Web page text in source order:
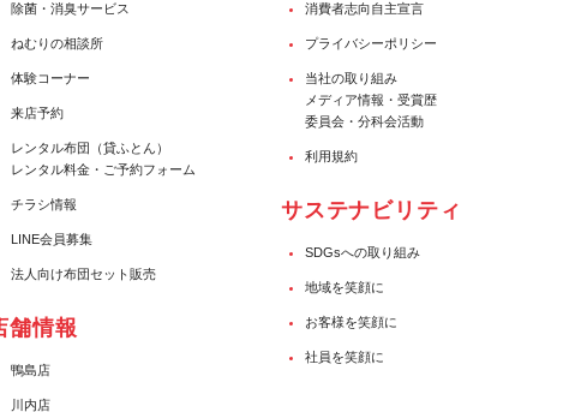
除菌・消臭サービス
ねむりの相談所
体験コーナー
来店予約
レンタル布団（貸ふとん）
レンタル料金・ご予約フォーム
チラシ情報
LINE会員募集
法人向け布団セット販売
舗情報
鴨島店
川内店
消費者志向自主宣言
プライバシーポリシー
当社の取り組み
メディア情報・受賞歴
委員会・分科会活動
利用規約
サステナビリティ
SDGsへの取り組み
地域を笑顔に
お客様を笑顔に
社員を笑顔に